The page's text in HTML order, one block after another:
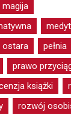
magija
ostara
pełnia
prawo
książki
rozwój